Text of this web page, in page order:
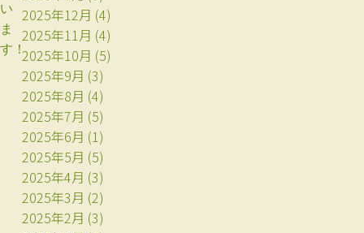
い
ま
す！
2025年12月 (4)
2025年11月 (4)
2025年10月 (5)
2025年9月 (3)
2025年8月 (4)
2025年7月 (5)
2025年6月 (1)
2025年5月 (5)
2025年4月 (3)
2025年3月 (2)
2025年2月 (3)